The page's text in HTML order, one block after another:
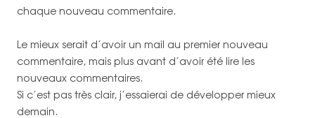
chaque nouveau commentaire.
Le mieux serait d’avoir un mail au premier nouveau
commentaire, mais plus avant d’avoir été lire les
nouveaux commentaires.
Si c’est pas très clair, j’essaierai de développer mieux
demain.